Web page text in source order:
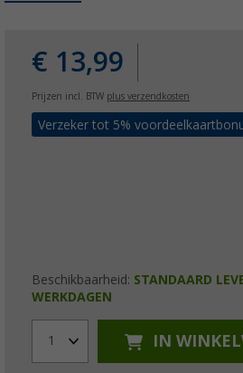
€ 13,99
Prijzen incl. BTW plus verzendkosten
Verzeker tot 5%
Beschikbaarheid: STANDAARD
WERKDAGEN
1 IN